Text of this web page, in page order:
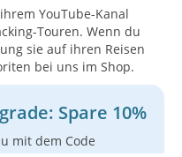
YouTube-Kanal
Touren. Wenn du
sie auf ihren Reisen
bei uns im Shop.
Spare 10%
mit dem Code